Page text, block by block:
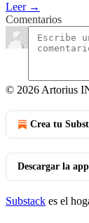
Leer →
Comentarios
© 2026 Artorius
Crea tu
Descargar la app
Substack es el